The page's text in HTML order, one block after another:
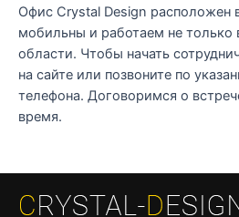
Офис Crystal Design расположен
мобильны и работаем не только
области. Чтобы начать
на сайте или позвоните по
телефона. Договоримся о
время.